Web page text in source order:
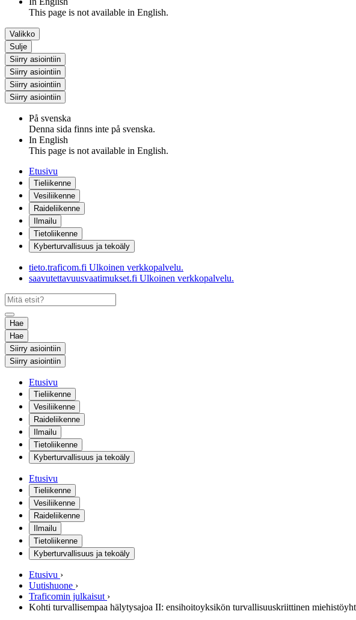
This page is not available in English.
Valikko
Sulje
Siirry asiointiin
Siirry asiointiin
Siirry asiointiin
Siirry asiointiin
På svenska
Denna sida finns inte på svenska.
In English
This page is not available in English.
Etusivu
Tieliikenne
Vesiliikenne
Raideliikenne
Ilmailu
Tietoliikenne
Kyberturvallisuus ja tekoäly
tieto.traficom.fi Ulkoinen verkkopalvelu.
saavutettavuusvaatimukset.fi Ulkoinen verkkopalvelu.
Hae
Hae
Siirry asiointiin
Siirry asiointiin
Etusivu
Tieliikenne
Vesiliikenne
Raideliikenne
Ilmailu
Tietoliikenne
Kyberturvallisuus ja tekoäly
Etusivu
Tieliikenne
Vesiliikenne
Raideliikenne
Ilmailu
Tietoliikenne
Kyberturvallisuus ja tekoäly
Etusivu ›
Uutishuone ›
Traficomin julkaisut ›
Kohti turvallisempaa hälytysajoa II: ensihoitoyksikön turvallisuuskriittinen